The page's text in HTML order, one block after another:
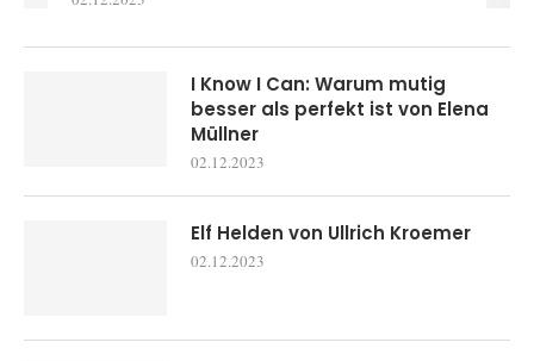
I Know I Can: Warum mutig
besser als perfekt ist von Elena
Müllner
02.12.2023
Elf Helden von Ullrich Kroemer
02.12.2023